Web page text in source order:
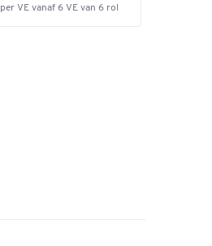
per VE vanaf 6 VE van 6 rol